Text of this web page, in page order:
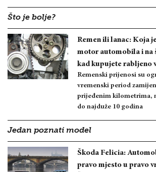
Što je bolje?
Remen ili lanac: Koja
motor automobila i na
kad kupujete rabljeno
Remenski prijenosi su
vremenski period
prijeđenim kilometrima,
do najduže 10 godina
Jedan poznati model
Škoda Felicia:
pravo mjesto u pravo